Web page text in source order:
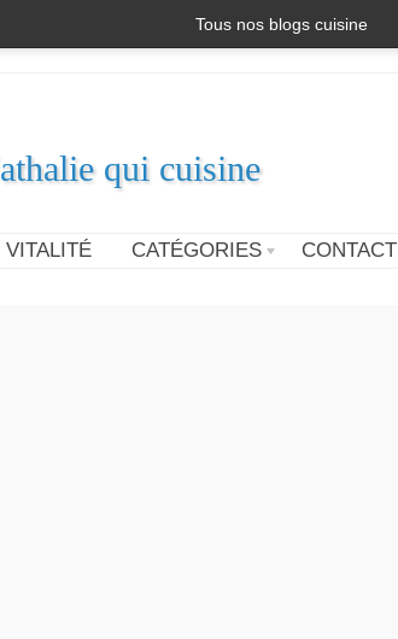
Tous nos blogs cuisine
qui cuisine
CATÉGORIES CONTACT